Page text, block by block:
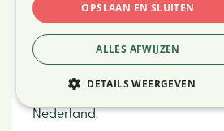
vanuit praktijkkennis
Noach Outdoor biedt
betrouwbaarheid en
wordt gecombineerd met
van de laatste trends.
uitsluitend verkocht bij
Nederland.
OPSLAAN EN SLUITEN
ALLES AFWIJZEN
DETAILS WEERGEVEN